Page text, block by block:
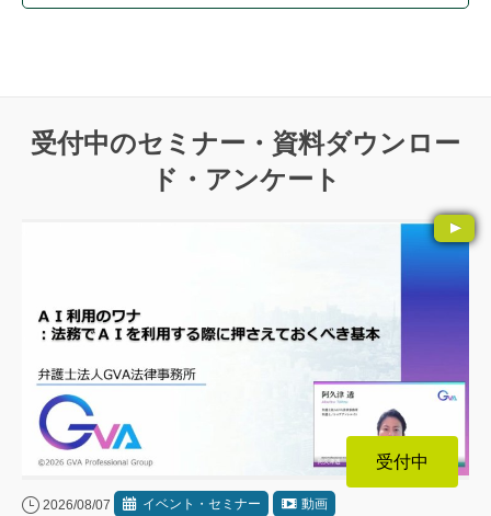
受付中のセミナー・資料ダウンロー
ド・アンケート
受付中
2026/08/07 イベント・セミナー 動画